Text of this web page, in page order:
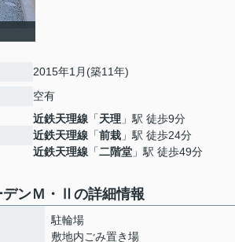
2015年1月(築11年)
空有
近鉄天理線 「天理 」駅 徒歩9分
近鉄天理線 「前栽 」駅 徒歩24分
近鉄天理線 「二階堂 」駅 徒歩49分
デンＭ・Ⅱの詳細情報
駐輪場
敷地内ごみ置き場